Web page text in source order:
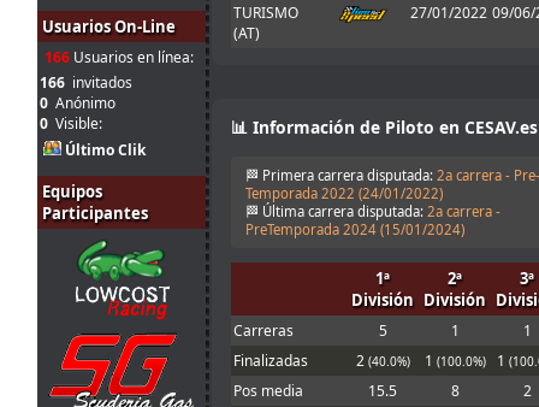
ago.
17:17
tangovalens :siempre y que
toma menos
tiempo. En todo
caso la Joker
está marcada
en el asfalto con
franjas rojas y
amarillas
2
Ikarus
Buenas, con la
Joker lap
entiendo que se
refiere al mini
óvalo que se
hace en el
server Q, no?
ago.
18:19
menjacocs
Usuarios On-Line
166 Usuarios en línea:
166 invitados
0 Anónimo
0 Visible:
Último Clik
Equipos
Participantes
TURISMO
(AT)
27/01/2022 09/06/
📊 Información de Piloto en CESAV.es
🏁 Primera carrera disputada: 2a carrera - Pre-
Temporada 2022 (24/01/2022)
🏁 Última carrera disputada: 2a carrera -
PreTemporada 2024 (15/01/2024)
1ª
División
2ª
División
3ª
Carreras 5 1
1
Finalizadas
2 (40.0%) 1 (100.0%) 1
Pos media 15.5 8
2